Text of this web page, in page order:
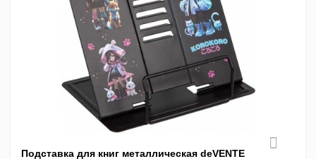
Подставка для книг металлическая deVENTE